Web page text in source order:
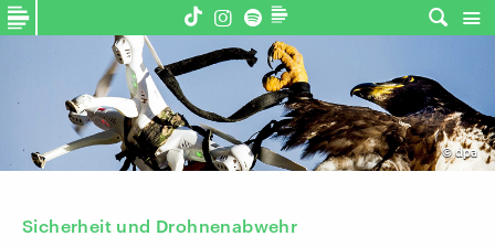
©dpa
Sicherheit und Drohnenabwehr